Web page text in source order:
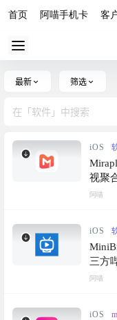
首页 阿喵手机卡 客
最新 筛选
iOS
视聚
阿喵
iOS
三方
阿喵
iOS